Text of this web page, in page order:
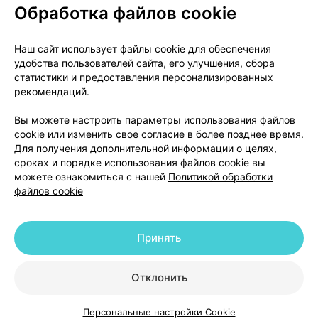
КаталогКорзинаИзбранноеПрофиль
мониторинг, особенно в начале совместного
Рокситромицин:повышенный риск желудочковых
аритмий, особенно пируэтной тахикардии.
Требуется клинический мониторинг и контроль
ЭКГ на протяжении совместного приема.
Сукральфат:снижение желудочно-кишечной
абсорбции сульпирида.
Следует соблюдать интервалы между
часов, если возможно).
применения, антациды и уголь:
Следует соблюдать интервалы между
Обработка файлов cookie
Наш сайт использует файлы cookie для обеспечения
удобства пользователей сайта, его улучшения, сбора
статистики и предоставления персонализированных
рекомендаций.
Вы можете настроить параметры использования файлов
cookie или изменить свое согласие в более позднее время.
Для получения дополнительной информации о целях,
сроках и порядке использования файлов cookie вы
можете ознакомиться с нашей Политикой обработки
файлов cookie
Отклонить
Принять
Персональные настройки Cookie